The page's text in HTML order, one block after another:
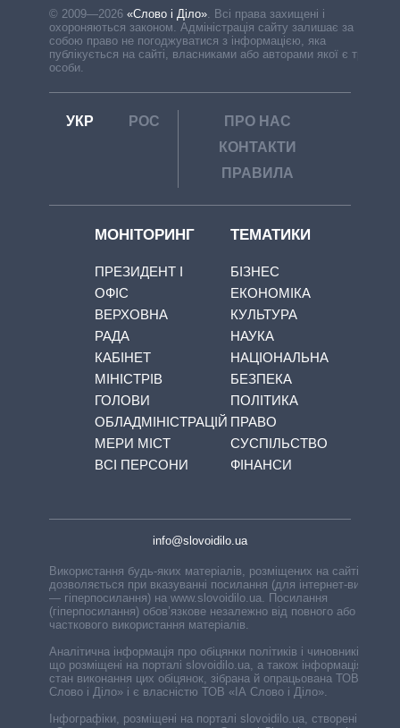
© 2009—2026 «Слово і Діло». Всі права захищені і
охороняються законом. Адміністрація сайту залишає за
собою право не погоджуватися з інформацією, яка
публікується на сайті, власниками або авторами якої є треті
особи.
УКР РОС
ПРО НАС
КОНТАКТИ
ПРАВИЛА
МОНІТОРИНГ
ПРЕЗИДЕНТ І
ОФІС
ВЕРХОВНА
РАДА
КАБІНЕТ
МІНІСТРІВ
ГОЛОВИ
ОБЛАДМІНІСТРАЦІЙ
МЕРИ МІСТ
ВСІ ПЕРСОНИ
ТЕМАТИКИ
БІЗНЕС
ЕКОНОМІКА
КУЛЬТУРА
НАУКА
НАЦІОНАЛЬНА
БЕЗПЕКА
ПОЛІТИКА
ПРАВО
СУСПІЛЬСТВО
ФІНАНСИ
info@slovoidilo.ua
Використання будь-яких матеріалів, розміщених на сайті,
дозволяється при вказуванні посилання (для інтернет-видань
— гіперпосилання) на www.slovoidilo.ua. Посилання
(гіперпосилання) обов’язкове незалежно від повного або
часткового використання матеріалів.
Аналітична інформація про обіцянки політиків і чиновників,
що розміщені на порталі slovoidilo.ua, а також інформація про
стан виконання цих обіцянок, зібрана й опрацьована ТОВ «ІА
Слово і Діло» і є власністю ТОВ «ІА Слово і Діло».
Інфографіки, розміщені на порталі slovoidilo.ua, створені ГО